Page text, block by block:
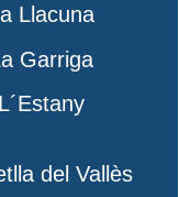
Llacuna
Garriga
L´Estany
del Vallès